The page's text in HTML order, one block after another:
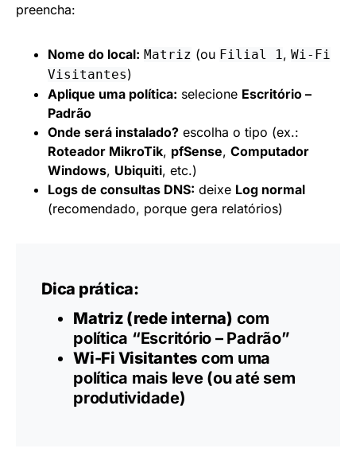
preencha:
Nome do local: Matriz (ou Filial 1, Wi-Fi
Visitantes)
Aplique uma política: selecione Escritório –
Padrão
Onde será instalado? escolha o tipo (ex.:
Roteador MikroTik, pfSense, Computador
Windows, Ubiquiti, etc.)
Logs de consultas DNS: deixe Log normal
(recomendado, porque gera relatórios)
Dica prática:
Matriz (rede interna) com
política “Escritório – Padrão”
Wi-Fi Visitantes com uma
política mais leve (ou até sem
produtividade)